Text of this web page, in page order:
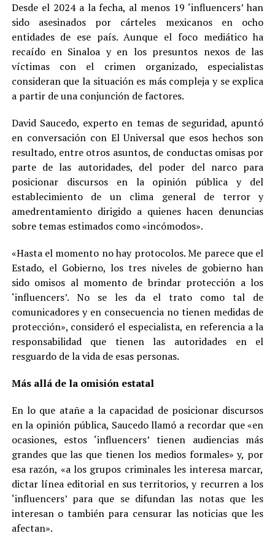
Desde el 2024 a la fecha, al menos 19 ‘influencers’ han
sido asesinados por cárteles mexicanos en ocho
entidades de ese país. Aunque el foco mediático ha
recaído en Sinaloa y en los presuntos nexos de las
víctimas con el crimen organizado, especialistas
consideran que la situación es más compleja y se explica
a partir de una conjunción de factores.
David Saucedo, experto en temas de seguridad, apuntó
en conversación con El Universal que esos hechos son
resultado, entre otros asuntos, de conductas omisas por
parte de las autoridades, del poder del narco para
posicionar discursos en la opinión pública y del
establecimiento de un clima general de terror y
amedrentamiento dirigido a quienes hacen denuncias
sobre temas estimados como «incómodos».
«Hasta el momento no hay protocolos. Me parece que el
Estado, el Gobierno, los tres niveles de gobierno han
sido omisos al momento de brindar protección a los
‘influencers’. No se les da el trato como tal de
comunicadores y en consecuencia no tienen medidas de
protección», consideró el especialista, en referencia a la
responsabilidad que tienen las autoridades en el
resguardo de la vida de esas personas.
Más allá de la omisión estatal
En lo que atañe a la capacidad de posicionar discursos
en la opinión pública, Saucedo llamó a recordar que «en
ocasiones, estos ‘influencers’ tienen audiencias más
grandes que las que tienen los medios formales» y, por
esa razón, «a los grupos criminales les interesa marcar,
dictar línea editorial en sus territorios, y recurren a los
‘influencers’ para que se difundan las notas que les
interesan o también para censurar las noticias que les
afectan».